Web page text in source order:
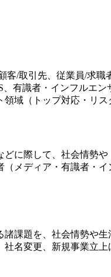
/取引先、従業員/求職
有識者・インフルエ
域（トップ対応・リ
に際して、社会情勢
メディア・有識者・
課題を、社会情勢や
名変更、新規事業立